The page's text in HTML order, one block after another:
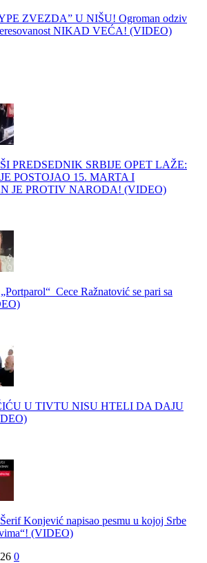
ZVEZDA” U NIŠU! Ogroman odziv
NIKAD VEĆA! (VIDEO)
PREDSEDNIK SRBIJE OPET LAŽE:
POSTOJAO 15. MARTA I
JE PROTIV NARODA! (VIDEO)
Cece Ražnatović se pari sa
U TIVTU NISU HTELI DA DAJU
Konjević napisao pesmu u kojoj Srbe
(VIDEO)
0